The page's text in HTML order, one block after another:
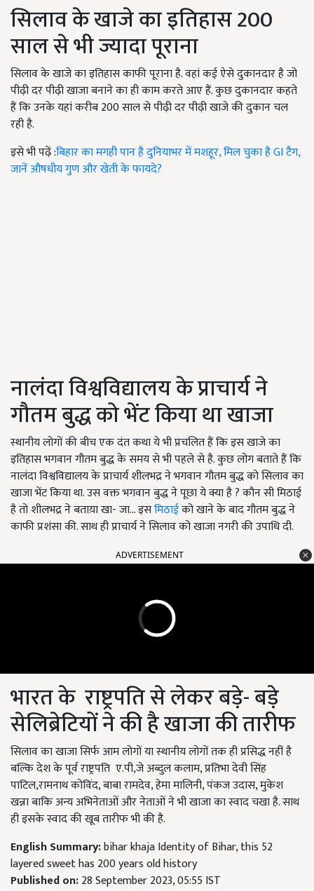
सिलाव के खाजे का इतिहास 200
साल से भी ज्यादा पूराना
सिलाव के खाजे का इतिहास काफी पूराना है. वहां कई ऐसे दुकानदार है जो
पीढ़ी दर पीढ़ी खाजा बनाने का ही काम करते आए हैं. कुछ दुकानदार कहते
हैं कि उनके यहां करीब 200 साल से पीढ़ी दर पीढ़ी खाजे की दुकान चल
रही है.
इसे भी पढ़ें :बिहार का मगही पान है दुनियाभर में मशहूर, मिल चुका है GI टैग,
जानें औषधीय गुण और खेती के फायदे?
नालंदा विश्वविद्यालय के प्राचार्य ने
गौतम बुद्ध को भेंट किया था खाजा
स्थानीय लोगों की बीच एक दंत कथा ये भी प्रचलित हैं कि इस खाजे का
इतिहास भगवान गौतम बुद्ध के समय से भी पहले से है. कुछ लोग बताते हैं कि
नालंदा विश्वविद्यालय के प्राचार्य शीलभद्र ने भगवान गौतम बुद्ध को सिलाव का
खाजा भेंट किया था. उस वक्त भगवान बुद्ध ने पूछा ये क्या है ? कौन सी मिठाई
है तो शीलभद्र ने बताय़ा खा- जा... इसमिठाईको खाने के बाद गौतम बुद्ध ने
काफी प्रशंसा की. साथ ही प्राचार्य ने सिलाव को खाजा नगरी की उपाधि दी.
ADVERTISEMENT
भारत के राष्ट्रपति से लेकर बड़े- बड़े
सेलिब्रेटियों ने की है खाजा की तारीफ
सिलाव का खाजा सिर्फ आम लोगों या स्थानीय लोगों तक ही प्रसिद्ध नहीं है
बल्कि देश के पूर्व राष्ट्रपति ए.पी,जे अब्दुल कलाम, प्रतिभा देवी सिंह
पाटिल,रामनाथ कोविंद, बाबा रामदेव, हेमा मालिनी, पंकज उदास, मुकेश
खन्ना बाकि अन्य अभिनेताओं और नेताओं ने भी खाजा का स्वाद चखा है. साथ
ही इसके स्वाद की खूब तारीफ भी की है.
English Summary:bihar khaja Identity of Bihar, this 52
layered sweet has 200 years old history
Published on:28 September 2023, 05:55 IST